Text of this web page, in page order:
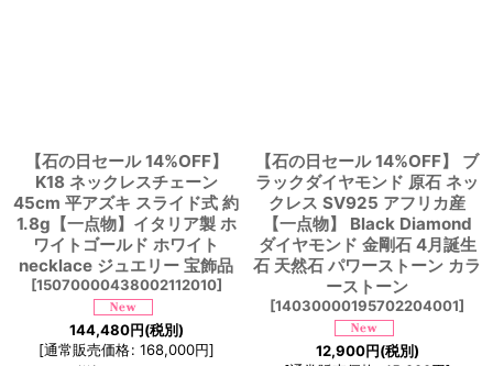
【石の日セール 14%OFF】
K18 ネックレスチェーン
45cm 平アズキ スライド式 約
1.8g【一点物】イタリア製 ホ
ワイトゴールド ホワイト
necklace ジュエリー 宝飾品
[15070000438002112010]
144,480円(税別)
[通常販売価格: 168,000円]
【石の日セール 14%OFF】 ブ
ラックダイヤモンド 原石 ネッ
クレス SV925 アフリカ産
【一点物】 Black Diamond
ダイヤモンド 金剛石 4月誕生
石 天然石 パワーストーン カラ
ーストーン
[14030000195702204001]
12,900円(税別)